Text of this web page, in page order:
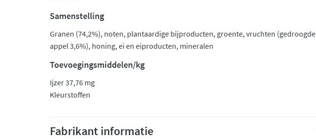
Samenstelling
Granen (74,2%), noten, plantaardige bijproducten, groente, vruchten (gedroogde
appel 3,6%), honing, ei en eiproducten, mineralen
Toevoegingsmiddelen/kg
Ijzer 37,76 mg
Kleurstoffen
Fabrikant informatie